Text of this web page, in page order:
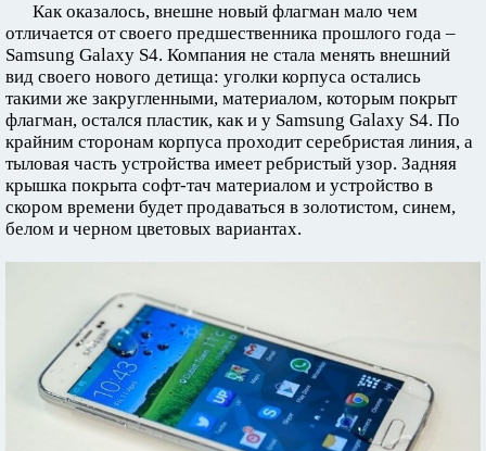
Как оказалось, внешне новый флагман мало чем
отличается от своего предшественника прошлого года –
Samsung Galaxy S4. Компания не стала менять внешний
вид своего нового детища: уголки корпуса остались
такими же закругленными, материалом, которым покрыт
флагман, остался пластик, как и у Samsung Galaxy S4. По
крайним сторонам корпуса проходит серебристая линия, а
тыловая часть устройства имеет ребристый узор. Задняя
крышка покрыта софт-тач материалом и устройство в
скором времени будет продаваться в золотистом, синем,
белом и черном цветовых вариантах.